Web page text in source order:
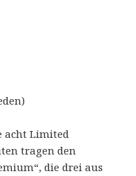
acht Limited
tragen den
die drei aus